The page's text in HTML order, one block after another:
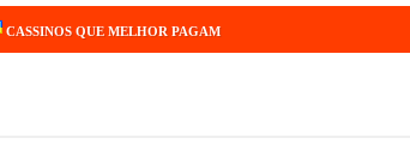
CASSINOS QUE MELHOR PAGAM